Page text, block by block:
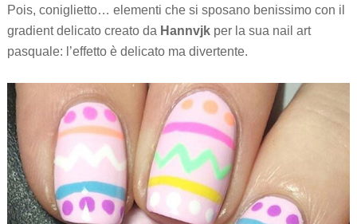
Pois, coniglietto… elementi che si sposano benissimo con il
gradient delicato creato da Hannvjkper la sua nail art
pasquale: l’effetto è delicato ma divertente.